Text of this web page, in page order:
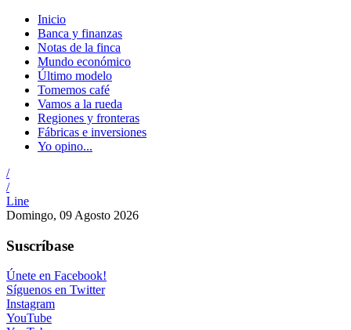
Inicio
Banca y finanzas
Notas de la finca
Mundo económico
Último modelo
Tomemos café
Vamos a la rueda
Regiones y fronteras
Fábricas e inversiones
Yo opino...
/
/
Line
Domingo, 09 Agosto 2026
Suscríbase
Únete en Facebook!
Síguenos en Twitter
Instagram
YouTube